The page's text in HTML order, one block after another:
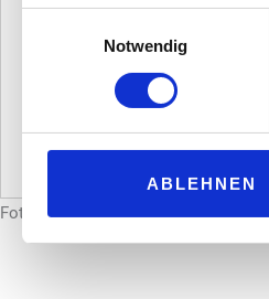
Notwendig
ABLEHNEN
Foto: Arnold André